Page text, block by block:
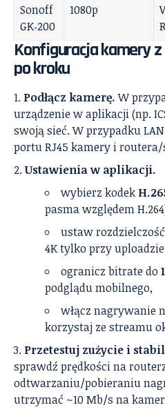
Sonoff
GK‑200
1080p
Konfiguracja kamery
po kroku
Podłącz kamerę.W
urządzenie w aplikacji (np.
swoją sieć. W przypadku
portu RJ45 kamery i
Ustawienia w aplikacji.
wybierz kodek
pasma względem
ustaw
4K tylko przy uploadzie
ogranicz bitrate do
podglądu mobilnego,
włącz nagrywanie
korzystaj ze streamu
Przetestuj zużycie i
sprawdź prędkości na
odtwarzaniu/pobieraniu
utrzymać ~10 Mb/s na